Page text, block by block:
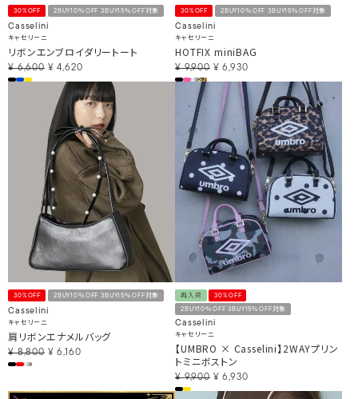
30%OFF 2BUY10％OFF 3BUY15％OFF対象
Casselini
キャセリーニ
リボンエンブロイダリートート
¥ 6,600 ¥ 4,620
30%OFF 2BUY10％OFF 3BUY15％OFF対象
Casselini
キャセリーニ
HOTFIX miniBAG
¥ 9,900 ¥ 6,930
30%OFF 2BUY10％OFF 3BUY15％OFF対象
Casselini
キャセリーニ
肩リボンエナメルバッグ
¥ 8,800 ¥ 6,160
再入荷 30%OFF
2BUY10％OFF 3BUY15％OFF対象
Casselini
キャセリーニ
【UMBRO × Casselini】2WAYプリン
トミニボストン
¥ 9,900 ¥ 6,930